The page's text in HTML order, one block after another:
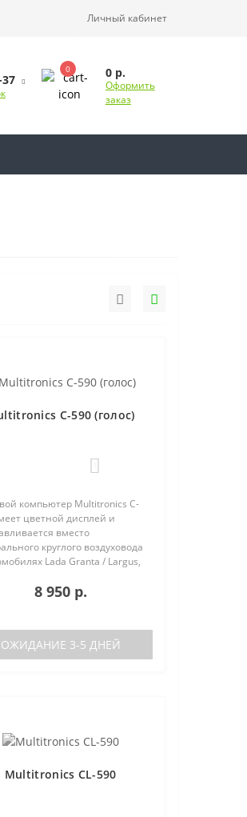
Личный кабинет
0 0 р.
Оформить
заказ
C-590 (голос)
компьютер Multitronics C-
цветной дисплей и
вместо
круглого воздуховода
Lada Granta / Largus,
Almera, на место
вставки панели
8 950 р.
ОЖИДАНИЕ 3-5 ДНЕЙ
Multitronics CL-590